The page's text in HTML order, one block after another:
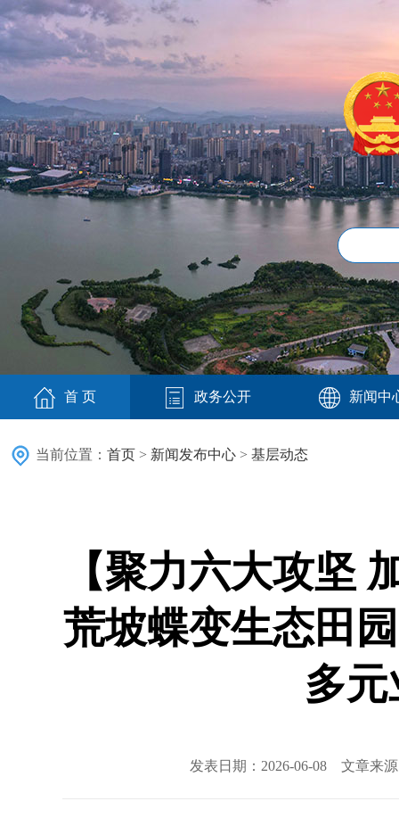
首 页 政务公开 新闻中
当前位置： 首页 > 新闻发布中心 > 基层动态
【聚力六大攻坚
荒坡蝶变生态田
多
发表日期：2026-06-08 文章来